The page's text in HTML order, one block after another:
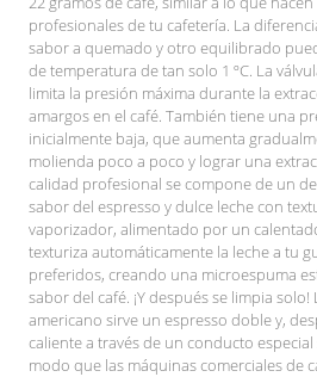
profesionales de tu cafetería. La
sabor a quemado y otro equilibrado
de temperatura de tan solo 1 ºC. La
limita la presión máxima durante la
amargos en el café. También tiene una
inicialmente baja, que aumenta
molienda poco a poco y lograr una
calidad profesional se compone de un
sabor del espresso y dulce leche con
vaporizador, alimentado por un
texturiza automáticamente la leche a tu
preferidos, creando una microespuma
sabor del café. ¡Y después se limpia
americano sirve un espresso doble y,
caliente a través de un conducto
modo que las máquinas comerciales de